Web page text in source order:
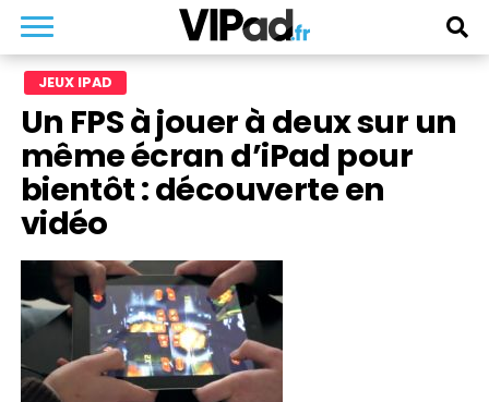
JEUX IPAD
Un FPS à jouer à deux sur un
même écran d’iPad pour
bientôt : découverte en
vidéo